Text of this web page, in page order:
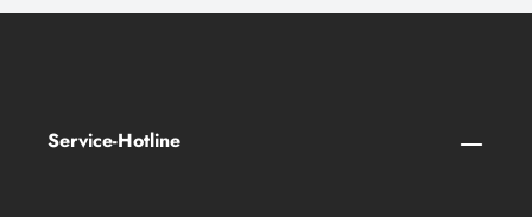
Service-Hotline